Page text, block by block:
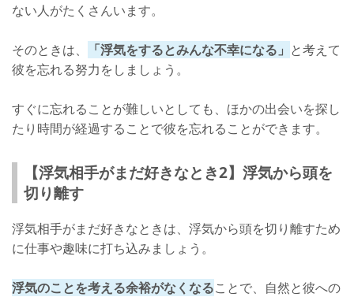
ない人がたくさんいます。
そのときは、 「浮気をするとみんな不幸になる」 と考えて
彼を忘れる努力をしましょう。
すぐに忘れることが難しいとしても、ほかの出会いを探し
たり時間が経過することで彼を忘れることができます。
【浮気相手がまだ好きなとき2】浮気から頭を
切り離す
浮気相手がまだ好きなときは、浮気から頭を切り離すため
に仕事や趣味に打ち込みましょう。
浮気のことを考える余裕がなくなることで、自然と彼への